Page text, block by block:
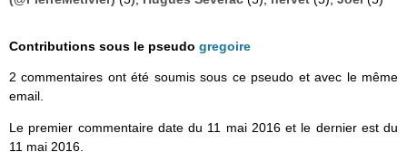
Contributions sous le pseudo gregoire
2 commentaires ont été soumis sous ce pseudo et avec le même
email.
Le premier commentaire date du 11 mai 2016 et le dernier est du
11 mai 2016.